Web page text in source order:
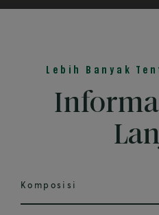
Lebih Banyak
Komposisi